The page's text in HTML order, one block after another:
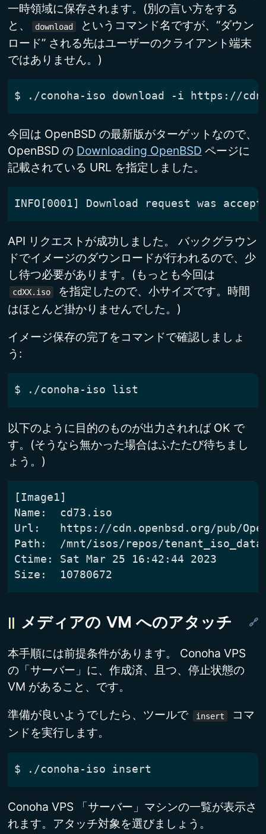
一時領域に保存されます。(別の言い方をする
と、
download
というコマンド名ですが、“ダウン
ロード” される先はユーザーのクライアント端末
ではありません。)
$
今回は OpenBSD の最新版がターゲットなので、
OpenBSD の Downloading OpenBSD ページに
記載されている URL を指定しました。
API リクエストが成功しました。 バックグラウン
ドでイメージのダウンロードが行われるので、少
し待つ必要があります。(もっとも今回は
cdXX.iso
を指定したので、小サイズです。時間
はほとんど掛かりませんでした。)
イメージ保存の完了をコマンドで確認しましょ
う:
以下のように目的のものが出力されれば OK で
す。(そうなら無かった場合はふたたび待ちまし
ょう。)
メディアの VM へのアタッチ
本手順には前提条件があります。 Conoha VPS
の「サーバー」に、作成済、且つ、停止状態の
VM があること、です。
準備が良いようでしたら、ツールで
insert
コマ
ンドを実行します。
$
Conoha VPS 「サーバー」マシンの一覧が表示さ
れます。アタッチ対象を選びましょう。